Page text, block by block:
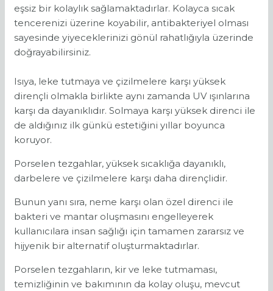
eşsiz bir kolaylık sağlamaktadırlar. Kolayca sıcak
tencerenizi üzerine koyabilir, antibakteriyel olması
sayesinde yiyeceklerinizi gönül rahatlığıyla üzerinde
doğrayabilirsiniz.
Isıya, leke tutmaya ve çizilmelere karşı yüksek
dirençli olmakla birlikte aynı zamanda UV ışınlarına
karşı da dayanıklıdır. Solmaya karşı yüksek direnci ile
de aldığınız ilk günkü estetiğini yıllar boyunca
koruyor.
Porselen tezgahlar, yüksek sıcaklığa dayanıklı,
darbelere ve çizilmelere karşı daha dirençlidir.
Bunun yanı sıra, neme karşı olan özel direnci ile
bakteri ve mantar oluşmasını engelleyerek
kullanıcılara insan sağlığı için tamamen zararsız ve
hijyenik bir alternatif oluşturmaktadırlar.
Porselen tezgahların, kir ve leke tutmaması,
temizliğinin ve bakımının da kolay oluşu, mevcut